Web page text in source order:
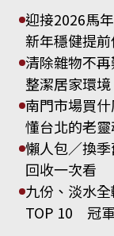
迎接2026馬
新年穩健提
清除雜物不
整潔居家環境
南門市場買
懂台北的老靈
懶人包／換
回收一次看
九份、淡水
TOP 10 冠